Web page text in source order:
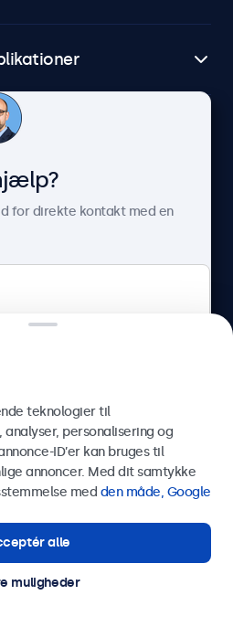
A, 2620 Albertslund, Danmark
Beetronics
for direkte kontakt med en
Send
på
teknologier til
personalisering og
ID’er kan bruges til
annoncer. Med dit samtykke
med den måde, Google
alle
muligheder